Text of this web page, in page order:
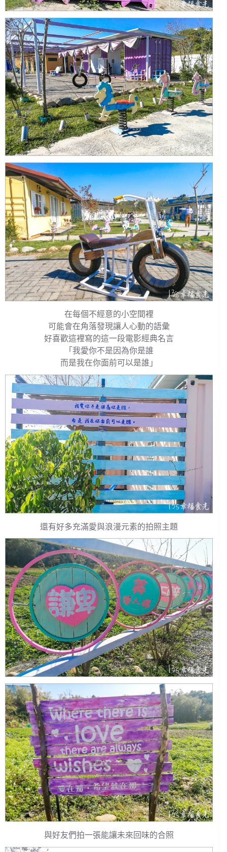
在每個不經意的小空間裡
可能會在角落發現讓人心動的語彙
好喜歡這裡寫的這一段電影經典名言
「我愛你不是因為你是誰
而是我在你面前可以是誰」
還有好多充滿愛與浪漫元素的拍照主題
與好友們拍一張能讓未來回味的合照